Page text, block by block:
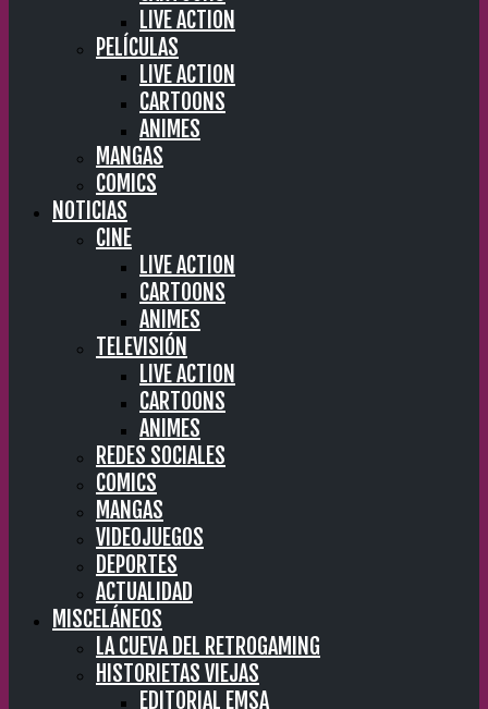
LIVE ACTION
PELÍCULAS
LIVE ACTION
CARTOONS
ANIMES
MANGAS
COMICS
NOTICIAS
CINE
LIVE ACTION
CARTOONS
ANIMES
TELEVISIÓN
LIVE ACTION
CARTOONS
ANIMES
REDES SOCIALES
COMICS
MANGAS
VIDEOJUEGOS
DEPORTES
ACTUALIDAD
MISCELÁNEOS
LA CUEVA DEL RETROGAMING
HISTORIETAS VIEJAS
EDITORIAL EMSA